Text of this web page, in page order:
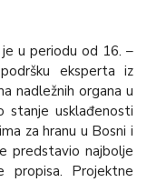
u periodu od 16. –
eksperta iz
nadležnih organa u
stanje usklađenosti
za hranu u Bosni i
predstavio najbolje
propisa. Projektne